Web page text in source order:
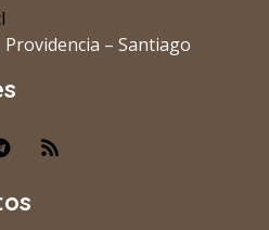
– Santiago